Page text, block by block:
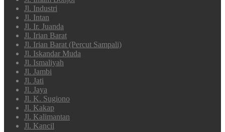
Jl. Industri
Jl. Intan
Jl. Ir. Juanda
Jl. Irian Barat
Jl. Irian Barat (Percut Sampali)
Jl. Iskandar Muda
Jl. Ismaliyah
Jl. Jambi
Jl. Jati
Jl. Jaya
Jl. K. Sugiono
Jl. Kakap
Jl. Kalimantan
Jl. Kancil